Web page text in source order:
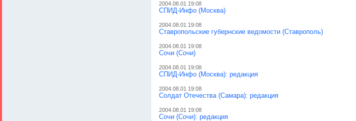
2004.08.01 19:08
СПИД-Инфо (Москва)
2004.08.01 19:08
Ставропольские губернские ведомости (Ставрополь)
2004.08.01 19:08
Сочи (Сочи)
2004.08.01 19:08
СПИД-Инфо (Москва): редакция
2004.08.01 19:08
Солдат Отечества (Самара): редакция
2004.08.01 19:08
Сочи (Сочи): редакция